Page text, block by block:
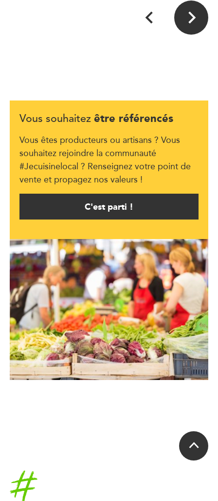
Vous souhaitez être référencés
Vous êtes producteurs ou artisans ? Vous
souhaitez rejoindre la communauté
#Jecuisinelocal ? Renseignez votre point de
vente et propagez nos valeurs !
C'est parti !
Accueil